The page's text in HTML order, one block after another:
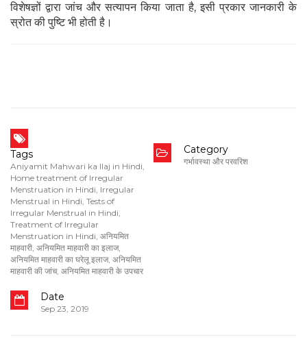
विशेषज्ञों द्वारा जांच और सत्यापन किया जाता है, इसी प्रकार जानकारी के
स्रोत की पुष्टि भी होती है।
Tags
Aniyamit Mahwari ka Ilaj in Hindi,
Home treatment of Irregular
Menstruation in Hindi, Irregular
Menstrual in Hindi, Tests of
Irregular Menstrual in Hindi,
Treatment of Irregular
Menstruation in Hindi, अनियमित
माहवारी, अनियमित माहवारी का इलाज,
अनियमित माहवारी का घरेलू इलाज, अनियमित
माहवारी की जांच, अनियमित माहवारी के उपचार
Category
गर्भावस्था और परवरिश
Date
Sep 23, 2019